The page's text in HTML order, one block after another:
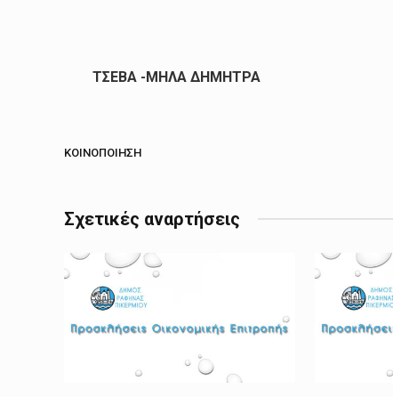
ΤΣΕΒΑ -ΜΗΛΑ ΔΗΜΗΤΡΑ
ΚΟΙΝΟΠΟΊΗΣΗ
Σχετικές αναρτήσεις